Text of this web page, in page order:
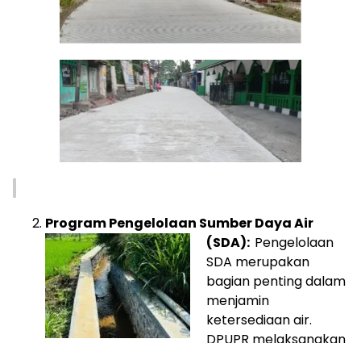
Program Pengelolaan Sumber Daya Air
(SDA): Pengelolaan
SDA merupakan
bagian penting dalam
menjamin
ketersediaan air.